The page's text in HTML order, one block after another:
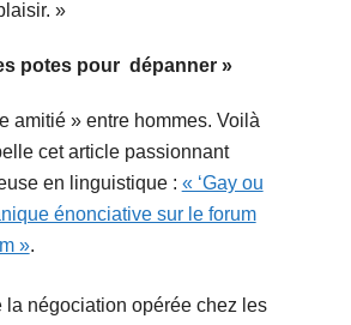
»
potes pour dépanner »
amitié » entre hommes. Voilà
cet article passionnant
en linguistique : « ‘Gay ou
énonciative sur le forum
».
la négociation opérée chez les